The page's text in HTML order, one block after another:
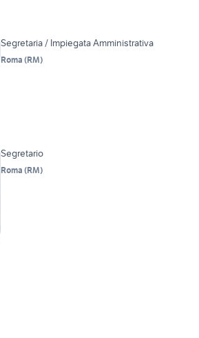
Segretaria / Impiegata Amministrativa
Roma (RM)
Segretario
Roma (RM)